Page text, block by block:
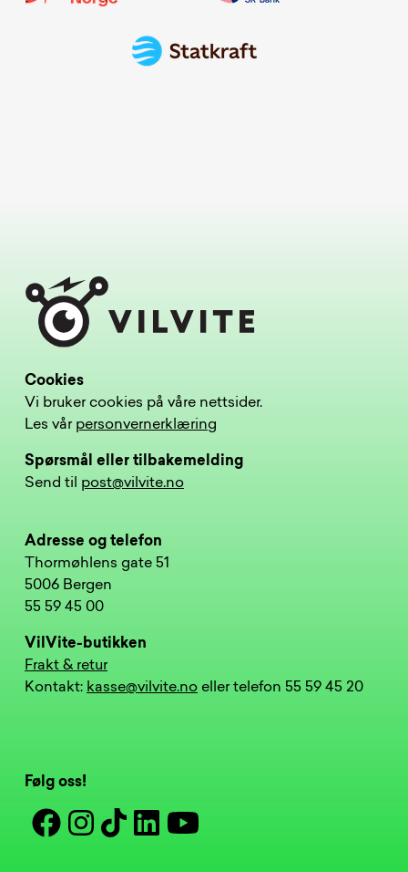
Cookies
Vi bruker cookies på våre nettsider.
Les vår personvernerklæring
Spørsmål eller tilbakemelding
Send til post@vilvite.no
Adresse og telefon
Thormøhlens gate 51
5006 Bergen
55 59 45 00
VilVite-butikken
Frakt & retur
Kontakt: kasse@vilvite.no eller telefon 55 59 45 20
Følg oss!
FacebookInstagram
TiktokLinkedinYoutube